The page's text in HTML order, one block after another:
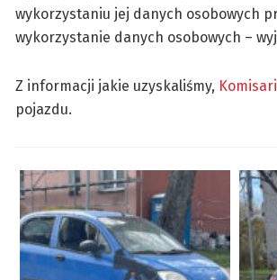
wykorzystaniu jej danych osobowych
wykorzystanie danych osobowych –
Z informacji jakie uzyskaliśmy,
pojazdu.